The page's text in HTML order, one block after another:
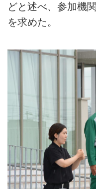
どと述べ、参加機
を求めた。